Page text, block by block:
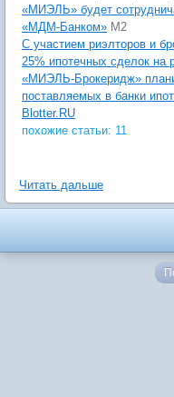
«МИЭЛЬ» будет
«МДМ-Банком» M2
С участием риэлторов и
25% ипотечных сделок на
«МИЭЛЬ-Брокеридж»
поставляемых в банки
Blotter.RU
похожие статьи: 11
Читать дальше